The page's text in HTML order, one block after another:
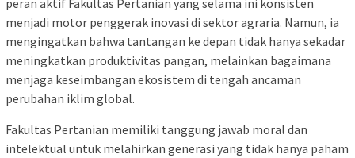
menjadi motor penggerak inovasi di sektor agraria. Namun, ia
mengingatkan bahwa tantangan ke depan tidak hanya sekadar
meningkatkan produktivitas pangan, melainkan bagaimana
menjaga keseimbangan ekosistem di tengah ancaman
perubahan iklim global.
​Fakultas Pertanian memiliki tanggung jawab moral dan
intelektual untuk melahirkan generasi yang tidak hanya paham